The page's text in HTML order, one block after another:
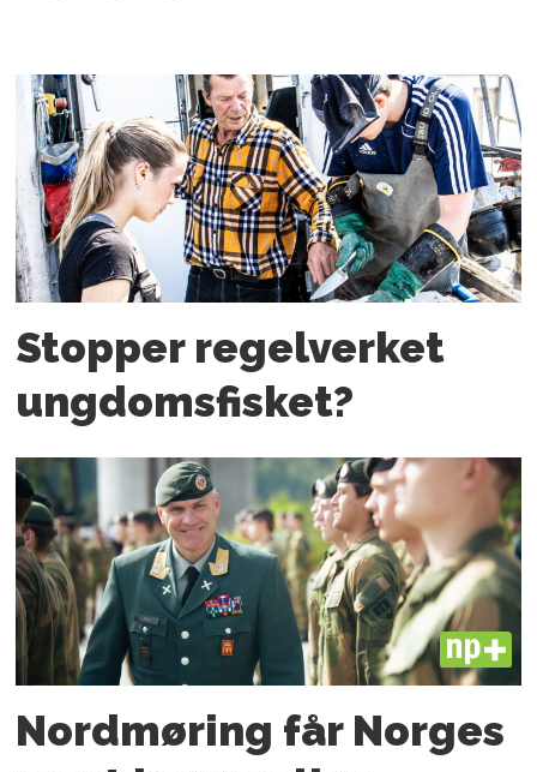
Stopper regelverket
ungdoms­fisket?
PLUS
Nordmøring får Norges